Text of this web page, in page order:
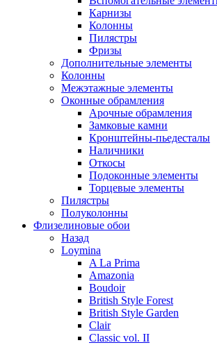
Карнизы
Колонны
Пилястры
Фризы
Дополнительные элементы
Колонны
Межэтажные элементы
Оконные обрамления
Арочные обрамления
Замковые камни
Кронштейны-пьедесталы
Наличники
Откосы
Подоконные элементы
Торцевые элементы
Пилястры
Полуколонны
Флизелиновые обои
Назад
Loymina
A La Prima
Amazonia
Boudoir
British Style Forest
British Style Garden
Clair
Classic vol. II